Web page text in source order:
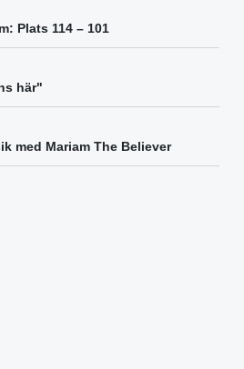
Plats 114 – 101
här"
med Mariam The Believer